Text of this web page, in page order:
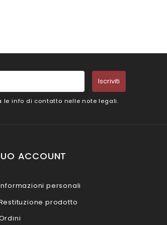
Iscriviti
le info di contatto nelle note legali.
ACCOUNT
personali
prodotto